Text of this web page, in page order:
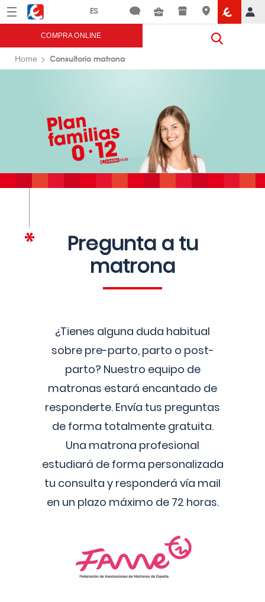
Menú Eroski
COMPRA ONLINE
Home Consultorio matrona
Pregunta a tu
matrona
¿Tienes alguna duda habitual
sobre pre-parto, parto o post-
parto? Nuestro equipo de
matronas estará encantado de
responderte. Envía tus preguntas
de forma totalmente gratuita.
Una matrona profesional
estudiará de forma personalizada
tu consulta y responderá vía mail
en un plazo máximo de 72 horas.